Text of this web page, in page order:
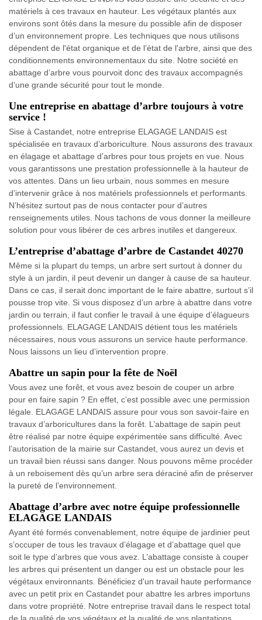
matériels à ces travaux en hauteur. Les végétaux plantés aux
environs sont ôtés dans la mesure du possible afin de disposer
d’un environnement propre. Les techniques que nous utilisons
dépendent de l'état organique et de l’état de l'arbre, ainsi que des
conditionnements environnementaux du site. Notre société en
abattage d’arbre vous pourvoit donc des travaux accompagnés
d’une grande sécurité pour tout le monde.
Une entreprise en abattage d’arbre toujours à votre
service !
Sise à Castandet, notre entreprise ELAGAGE LANDAIS est
spécialisée en travaux d’arboriculture. Nous assurons des travaux
en élagage et abattage d’arbres pour tous projets en vue. Nous
vous garantissons une prestation professionnelle à la hauteur de
vos attentes. Dans un lieu urbain, nous sommes en mesure
d’intervenir grâce à nos matériels professionnels et performants.
N’hésitez surtout pas de nous contacter pour d’autres
renseignements utiles. Nous tachons de vous donner la meilleure
solution pour vous libérer de ces arbres inutiles et dangereux.
L’entreprise d’abattage d’arbre de Castandet 40270
Même si la plupart du temps, un arbre sert surtout à donner du
style à un jardin, il peut devenir un danger à cause de sa hauteur.
Dans ce cas, il serait donc important de le faire abattre, surtout s’il
pousse trop vite. Si vous disposez d’un arbre à abattre dans votre
jardin ou terrain, il faut confier le travail à une équipe d’élagueurs
professionnels. ELAGAGE LANDAIS détient tous les matériels
nécessaires, nous vous assurons un service haute performance.
Nous laissons un lieu d’intervention propre.
Abattre un sapin pour la fête de Noël
Vous avez une forêt, et vous avez besoin de couper un arbre
pour en faire sapin ? En effet, c’est possible avec une permission
légale. ELAGAGE LANDAIS assure pour vous son savoir-faire en
travaux d’arboricultures dans la forêt. L’abattage de sapin peut
être réalisé par notre équipe expérimentée sans difficulté. Avec
l’autorisation de la mairie sur Castandet, vous aurez un devis et
un travail bien réussi sans danger. Nous pouvons même procéder
à un reboisement dès qu’un arbre sera déraciné afin de préserver
la pureté de l’environnement.
Abattage d’arbre avec notre équipe professionnelle
ELAGAGE LANDAIS
Ayant été formés convenablement, notre équipe de jardinier peut
s’occuper de tous les travaux d’élagage et d’abattage quel que
soit le type d’arbres que vous avez. L’abattage consiste à couper
les arbres qui présentent un danger ou est un obstacle pour les
végétaux environnants. Bénéficiez d'un travail haute performance
avec un petit prix en Castandet pour abattre les arbres importuns
dans votre propriété. Notre entreprise travail dans le respect total